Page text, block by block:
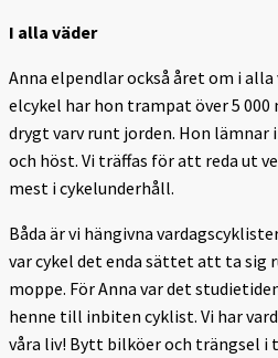
I alla väder
Anna elpendlar också året om i alla
elcykel har hon trampat över 5
drygt varv runt jorden. Hon lämnar
och höst. Vi träffas för att reda ut
mest i cykelunderhåll.
Båda är vi hängivna
var cykel det enda sättet att ta sig
moppe. För Anna var det
henne till inbiten cyklist. Vi har
våra liv! Bytt bilköer och trängsel